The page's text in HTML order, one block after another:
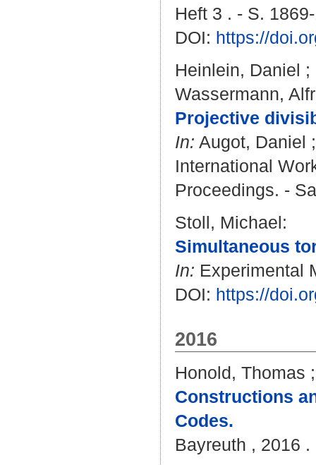
Heft 3 . - S.
DOI: https://
Heinlein, Daniel ;
Wassermann,
Projective
In: Augot, Daniel
International
Proceedings. -
Stoll, Michael:
Simultaneous
In: Experimental
DOI: https://
2016
Honold, Thomas
Constructions
Codes.
Bayreuth , 2016 .